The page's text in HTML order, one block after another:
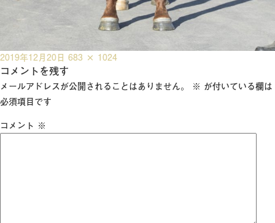
投
稿
日:
2019年12月20日 フ
ル
サ
683 × 1024
コメントを残す
メールアドレスが公開されることはありません。 ※ が付いている欄は
必須項目です
コメント ※